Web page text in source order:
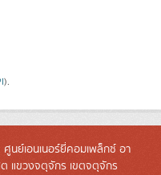
).
นย์เอนเนอร์ยี่คอมเพล็กซ์ อา
แขวงจตุจักร เขตจตุจักร